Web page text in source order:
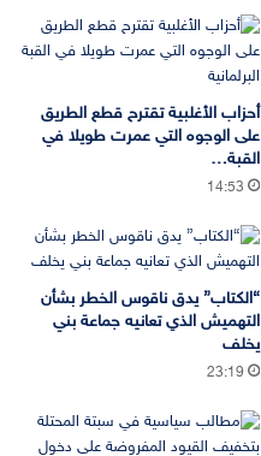
أحزاب الأغلبية تقترح قطع الطريق
على الوجوه التي عمرت طويلا في
القبة…
14:53
“الكتاب” يدق ناقوس الخطر بشأن
التهميش الذي تعانيه جماعة بني
يخلف
23:19